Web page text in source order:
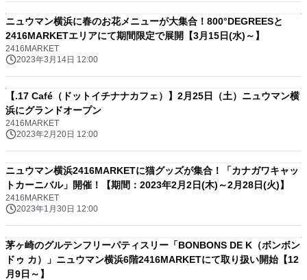
ニュウマン横浜に春のお花メニューが大集合！800°DEGREESと
2416MARKETエリアにて期間限定で展開【3月15日(水)～】
2416MARKET
2023年3月14日 12:00
【.17 Café（ドットイチナナカフェ）】2月25日（土）ニュウマン横
浜にグランドオープン
2416MARKET
2023年2月20日 12:00
ニュウマン横浜2416MARKETに猫グッズが集合！「カナガワキャッ
トカーニバル」開催！【期間：2023年2月2日(木)～2月28日(火)】
2416MARKET
2023年1月30日 12:00
茅ヶ崎のグルテンフリーパティスリー「BONBONS DE K（ボンボン
ドゥ カ）」ニュウマン横浜6階2416MARKETにて取り扱い開始【12
月9日～】